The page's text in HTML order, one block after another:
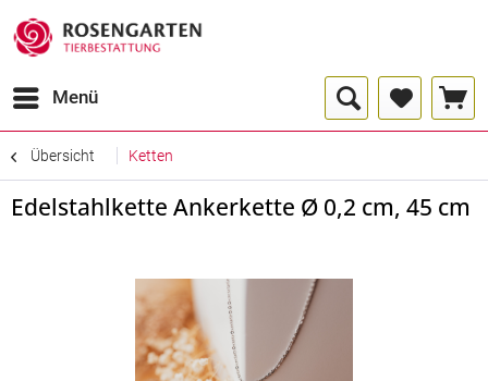
Menü
Übersicht Ketten
Edelstahlkette Ankerkette Ø 0,2 cm, 45 cm